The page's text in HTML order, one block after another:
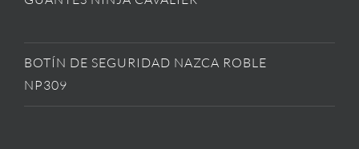
BOTÍN DE SEGURIDAD NAZCA ROBLE
NP309